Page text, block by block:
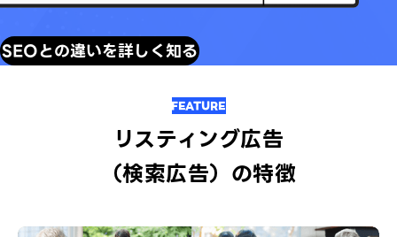
SEOとの違いを詳しく知る
FEATURE
リスティング広告
（検索広告）の特徴